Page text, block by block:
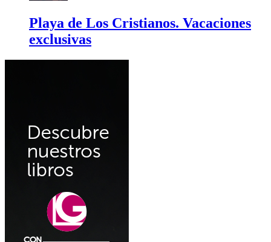
Playa de Los Cristianos. Vacaciones
exclusivas